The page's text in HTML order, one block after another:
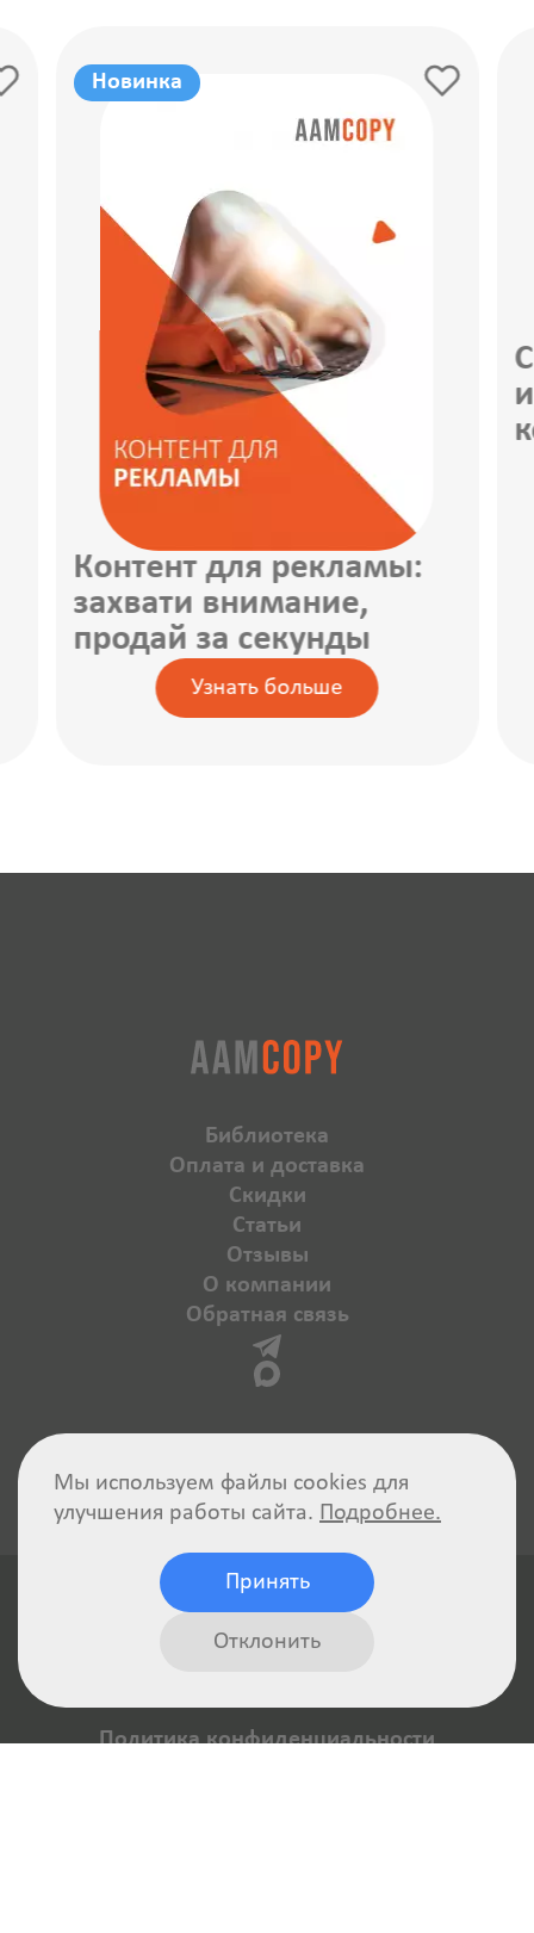
Контент для рекламы:
захвати внимание,
продай за секунды
Узнать больше
Новинка
Библиотека
Оплата и доставка
Скидки
Статьи
Отзывы
О компании
Обратная связь
Политика конфиденциальности
Мы используем файлы cookies для
улучшения работы сайта. Подробнее.
Принять
Отклонить